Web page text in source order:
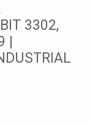
3302,